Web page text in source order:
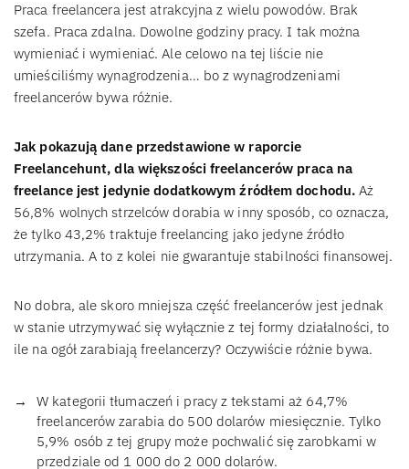
Praca freelancera jest atrakcyjna z wielu powodów. Brak
szefa. Praca zdalna. Dowolne godziny pracy. I tak można
wymieniać i wymieniać. Ale celowo na tej liście nie
umieściliśmy wynagrodzenia… bo z wynagrodzeniami
freelancerów bywa różnie.
Jak pokazują dane przedstawione w raporcie
Freelancehunt, dla większości freelancerów praca na
freelance jest jedynie dodatkowym źródłem dochodu. Aż
56,8% wolnych strzelców dorabia w inny sposób, co oznacza,
że tylko 43,2% traktuje freelancing jako jedyne źródło
utrzymania. A to z kolei nie gwarantuje stabilności finansowej.
No dobra, ale skoro mniejsza część freelancerów jest jednak
w stanie utrzymywać się wyłącznie z tej formy działalności, to
ile na ogół zarabiają freelancerzy? Oczywiście różnie bywa.
W kategorii tłumaczeń i pracy z tekstami aż 64,7%
freelancerów zarabia do 500 dolarów miesięcznie. Tylko
5,9% osób z tej grupy może pochwalić się zarobkami w
przedziale od 1 000 do 2 000 dolarów.